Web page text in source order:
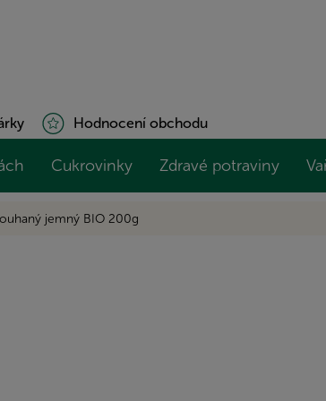
Hodnocení obchodu
Cukrovinky Zdravé potraviny
jemný BIO 200g